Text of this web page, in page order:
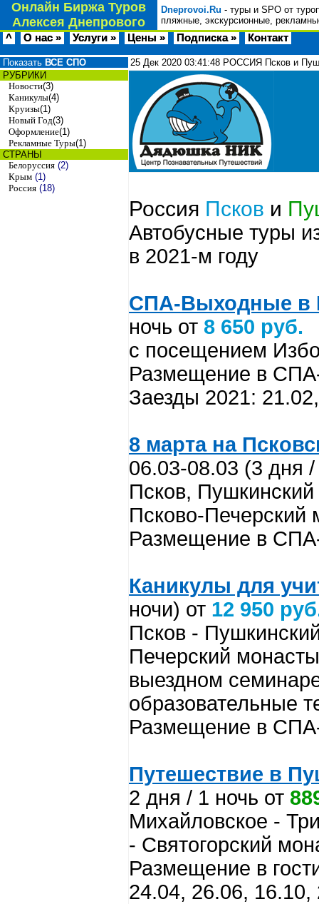
Онлайн Биржа Туров
Алексея Днепрового
Dneprovoi.Ru - туры и SPO от
пляжные, экскурсионные,
^ О нас » Услуги » Цены » Подписка » Контакт
Показать ВСЕ СПО
РУБРИКИ
Новости(3)
Каникулы(4)
Круизы(1)
Новый Год(3)
Оформление(1)
Рекламные Туры(1)
СТРАНЫ
Белоруссия (2)
Крым (1)
Россия (18)
25 Дек 2020 03:41:48 РОССИЯ Псков и
Россия Псков и
Автобусные туры
в 2021-м году
СПА-Выходные в
ночь от 8 650 руб.
с посещением
Размещение в
Заезды 2021:
8 марта на
06.03-08.03 (3 дня
Псков,
Псково-Печерский
Размещение в
Каникулы для
ночи) от 12 950
Псков -
Печерский
выездном
образовательные
Размещение в
Путешествие в
2 дня / 1 ночь от
Михайловское -
- Святогорский
Размещение в
24.04, 26.06, 16.10,